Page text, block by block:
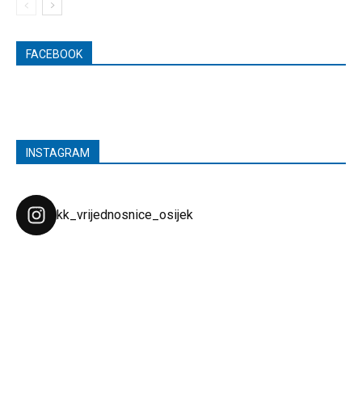
FACEBOOK
INSTAGRAM
kk_vrijednosnice_osijek